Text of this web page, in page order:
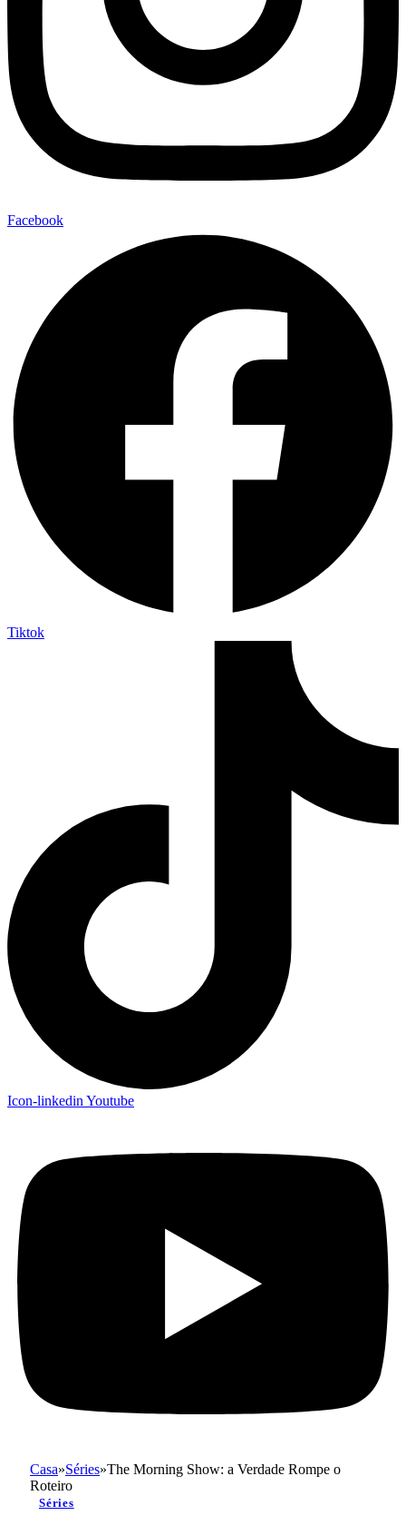
Facebook
Tiktok
Icon-linkedin Youtube
Casa»Séries»The Morning Show: a Verdade Rompe o
Roteiro
Séries